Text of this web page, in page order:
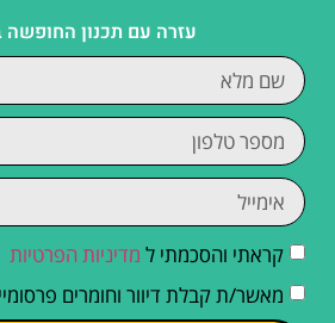
עזרה עם תכנון החופשה
קראתי והסכמתי ל מדיניות הפרטיות
מאשר/ת קבלת דיוור וחומרים